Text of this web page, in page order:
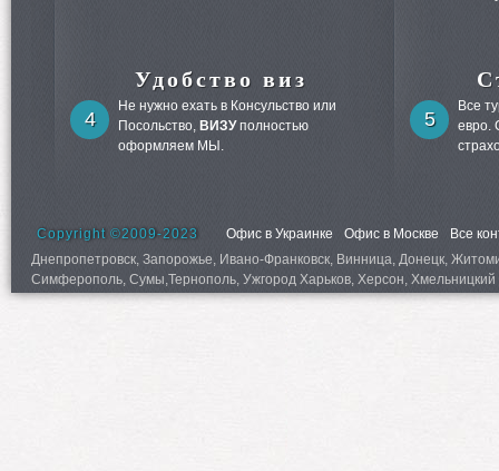
Удобство виз
4
Не нужно ехать в Консульство или
Посольство, ВИЗУполностью
оформляем МЫ.
5
Все
евро.
Copyright ©2009-2023 Офис в Украинке Офис в Москве
Все
Днепропетровск, Запорожье, Ивано-Франковск, Винница, Донецк,
Симферополь, Сумы,Тернополь, Ужгород Харьков, Херсон,